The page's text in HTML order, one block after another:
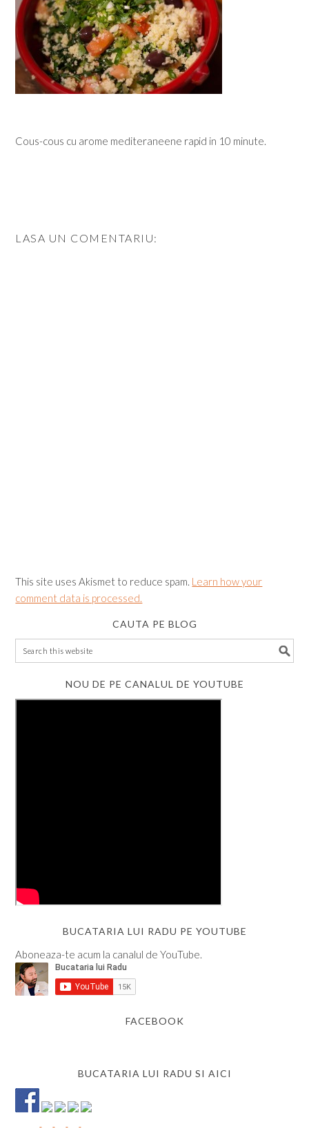
Cous-cous cu arome mediteraneene rapid in 10 minute.
LASA UN COMENTARIU:
This site uses Akismet to reduce spam. Learn how your
comment data is processed.
CAUTA PE BLOG
NOU DE PE CANALUL DE YOUTUBE
BUCATARIA LUI RADU PE YOUTUBE
Aboneaza-te acum la canalul de YouTube.
FACEBOOK
BUCATARIA LUI RADU SI AICI